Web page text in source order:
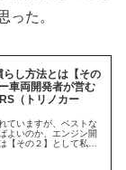
った。
し方法とは【その
車両開発者が営む
（トリノカー
ていますが、ベストな
よいのか、エンジン開
【その２】として私が